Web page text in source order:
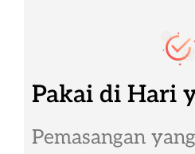
Pakai di Hari
Pemasangan